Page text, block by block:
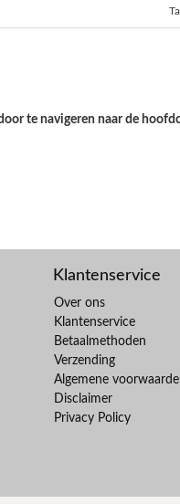
te navigeren naar de
Klantenservice
Over ons
Klantenservice
Betaalmethoden
Verzending
Algemene
Disclaimer
Privacy Policy